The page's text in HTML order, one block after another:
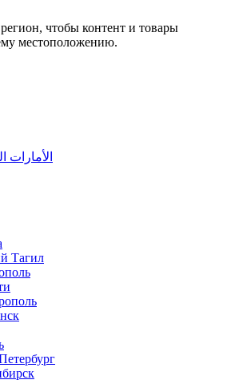
чтобы контент и товары
местоположению.
الأمارات
Тагил